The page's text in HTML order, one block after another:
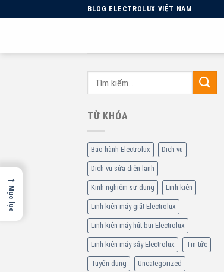
to
BLOG ELECTROLUX VIỆT NAM
TỪ KHÓA
Bảo hành Electrolux Dịch vụ
Dịch vụ sửa điện lạnh
Kinh nghiệm sử dụng Linh kiện
Linh kiện máy giặt Electrolux
Linh kiện máy hút bụi Electrolux
Linh kiện máy sấy Electrolux Tin tức
Tuyển dụng Uncategorized
→
Mục lục